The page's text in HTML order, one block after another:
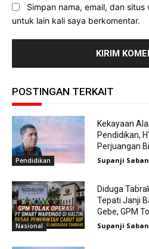
Simpan nama, email, dan
untuk lain kali saya berkomentar.
POSTINGAN TERKAIT
Pendidikan
Kekayaan
Pendidikan,
Perjuangan
Supanji Saban
Nasional
Diduga
Tepati Janji
Gebe, GPM
Supanji Saban